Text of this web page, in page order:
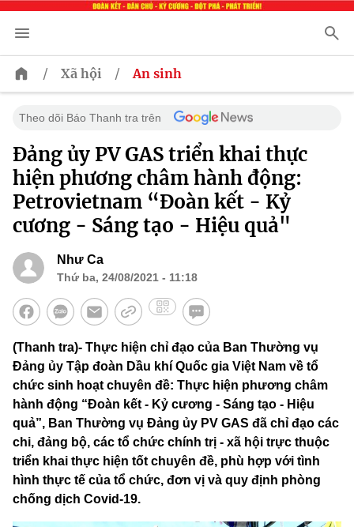
/ Xã hội / An sinh
Theo dõi Báo Thanh tra trên
Đảng ủy PV GAS triển khai thực
hiện phương châm hành động:
Petrovietnam “Đoàn kết - Kỷ
cương - Sáng tạo - Hiệu quả"
Như Ca
Thứ ba, 24/08/2021 - 11:18
(Thanh tra)- Thực hiện chỉ đạo của Ban Thường vụ
Đảng ủy Tập đoàn Dầu khí Quốc gia Việt Nam về tổ
chức sinh hoạt chuyên đề: Thực hiện phương châm
hành động “Đoàn kết - Kỷ cương - Sáng tạo - Hiệu
quả”, Ban Thường vụ Đảng ủy PV GAS đã chỉ đạo các
chi, đảng bộ, các tổ chức chính trị - xã hội trực thuộc
triển khai thực hiện tốt chuyên đề, phù hợp với tình
hình thực tế của tổ chức, đơn vị và quy định phòng
chống dịch Covid-19.